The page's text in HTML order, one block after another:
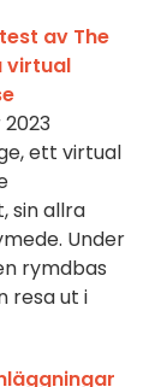
av The
virtual
ett virtual
sin allra
Under
rymdbas
resa ut i